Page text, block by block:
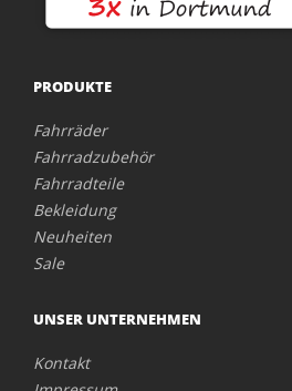
PRODUKTE
Fahrräder
Fahrradzubehör
Fahrradteile
Bekleidung
Neuheiten
Sale
UNSER UNTERNEHMEN
Kontakt